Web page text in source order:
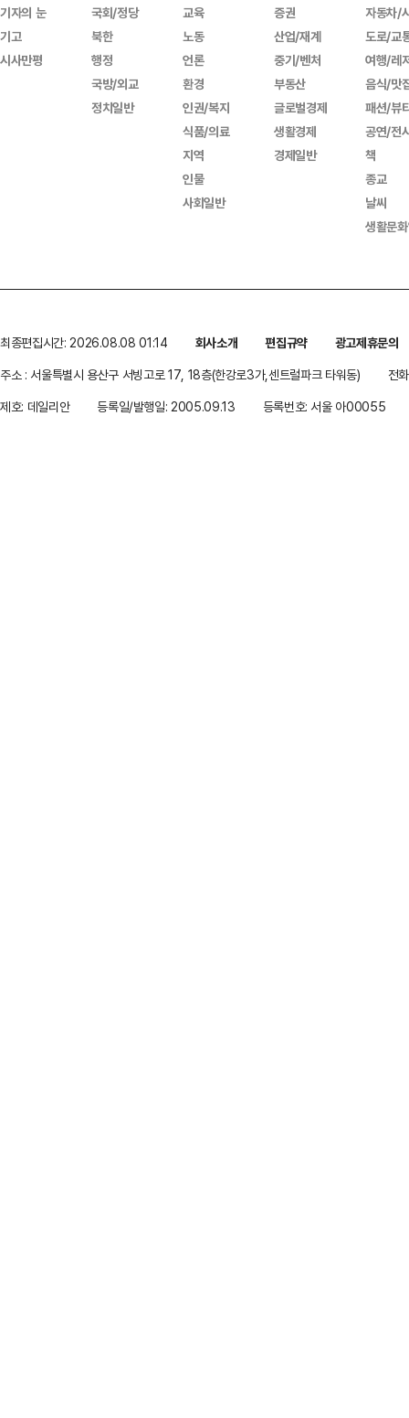
기자의 눈
기고
시사만평
국회/정당
북한
행정
국방/외교
정치일반
교육
노동
언론
환경
인권/복지
식품/의료
지역
인물
사회일반
증권
산업/재계
중기/벤처
부동산
글로벌경제
생활경제
경제일반
자동차/
도로/교
여행/레
음식/맛
패션/뷰
공연/전
책
종교
날씨
생활문
최종편집시간: 2026.08.08 01:14 회사소개 편집규약
광고제휴문의
주소 : 서울특별시 용산구 서빙고로 17, 18층(한강로3가,센트럴파크 타워동)
전
제호: 데일리안
등록일/발행일: 2005.09.13 등록번호: 서울 아00055